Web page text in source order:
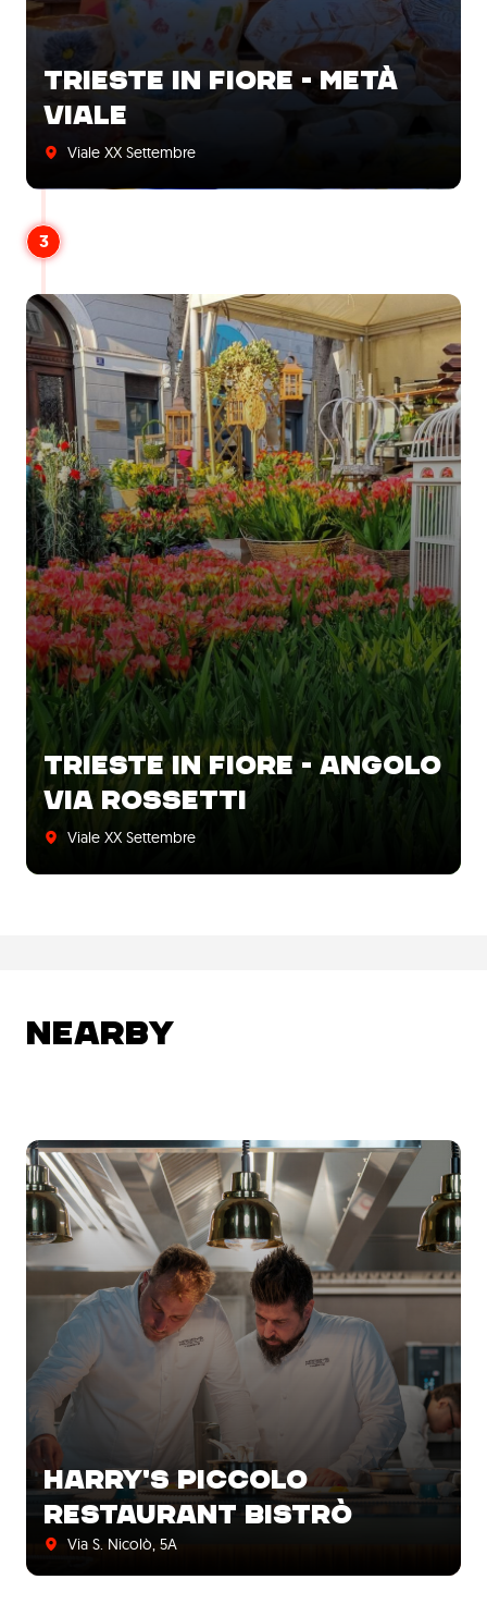
TRIESTE IN FIORE - METÀ
VIALE
Viale XX Settembre
3
TRIESTE IN FIORE - ANGOLO
VIA ROSSETTI
Viale XX Settembre
NEARBY
HARRY'S PICCOLO
RESTAURANT BISTRÒ
Via S. Nicolò, 5A